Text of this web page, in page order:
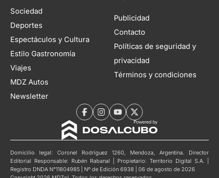
Sociedad
Deportes
Espectáculos y Cultura
Estilo Gastronomía
Viajes
MDZ Autos
Newsletter
Publicidad
Contacto
Políticas de seguridad y
privacidad
Términos y condiciones
Domicilio legal: Coronel Rodríguez 1260, Mendoza, Argentina. Director
Editorial Responsable: Rubén Rabanal | Propietario: Territorio Digital S.A. |
Registro DNDA N°11804985 | Nº de Edición 6938 | 06 de agosto de 2026